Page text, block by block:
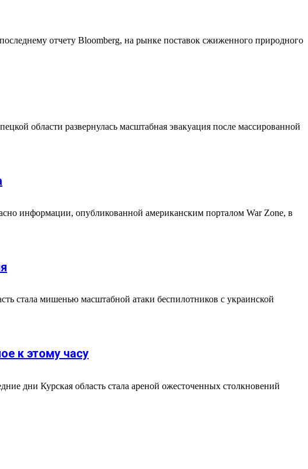
отчету Bloomberg, на рынке поставок сжиженного природного
области развернулась масштабная эвакуация после массированной
информации, опубликованной американским порталом War Zone, в
стала мишенью масштабной атаки беспилотников с украинской
к этому часу
дни Курская область стала ареной ожесточенных столкновений